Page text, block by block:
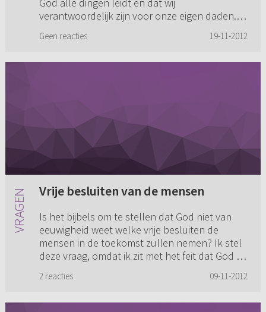
verantwoordelijk zijn voor onze eigen daden.
Geen reacties 19-11-2012
Vrije besluiten van de mensen
Is het bijbels om te stellen dat God niet van
eeuwigheid weet welke vrije besluiten de
mensen in de toekomst zullen nemen? Ik stel
deze vraag, omdat ik zit met het feit dat God de
2 reacties 09-11-2012